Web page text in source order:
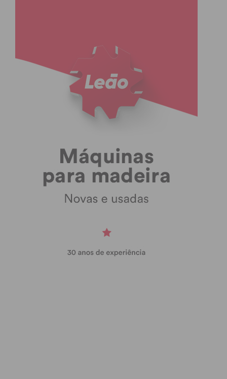
uma cara diferente, uma palavra de conforto, saber
que chegou alguém para ajudar”.
E isso é muito “reconfortante”. “As pessoas aqui
ficaram muito contentes com a nossa chegada e
não deixam de nos dizer um obrigado, o que é
diferença. É gratificante poder fazer a diferença na
vida das pessoas, fazemos aqui como fazemos na
nossa atividade todos os dias, seja nos incendio,
mas emergências, fazemos sempre a diferença”,
E cria-se “empatia” com quem está em sofrimento.
“É difícil lidar com os sentimentos das pessoas,